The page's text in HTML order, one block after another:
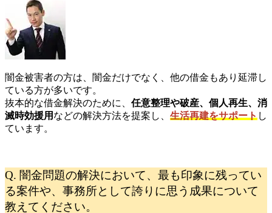
闇金被害者の方は、闇金だけでなく、他の借金もあり延滞し
ている方が多いです。
抜本的な借金解決のために、 任意整理や破産、個人再生、消
滅時効援用 などの解決方法を提案し、 生活再建をサポートし
ています。
Q. 闇金問題の解決において、最も印象に残ってい
る案件や、事務所として誇りに思う成果について
教えてください。